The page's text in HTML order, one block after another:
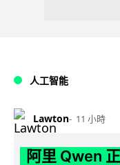
人工智能
Lawton 11 小時
阿里 Qwen